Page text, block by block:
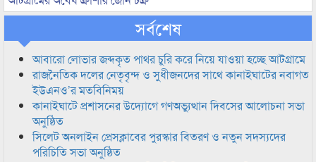
সর্বশেষ
আবারো লোভার জব্দকৃত পাথর চুরি করে নিয়ে যাওয়া হচ্ছে আটগ্রামে
রাজনৈতিক দলের নেতৃবৃন্দ ও সুধীজনদের সাথে কানাইঘাটের নবাগত
ইউএনও’র মতবিনিময়
কানাইঘাটে প্রশাসনের উদ্যোগে গণঅভ্যুত্থান দিবসের আলোচনা সভা
অনুষ্ঠিত
সিলেট অনলাইন প্রেসক্লাবের পুরস্কার বিতরণ ও নতুন সদস্যদের
পরিচিতি সভা অনুষ্ঠিত